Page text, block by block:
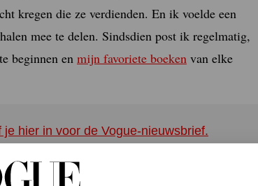
kregen die ze verdienden. En ik voelde een
mee te delen. Sindsdien post ik regelmatig,
beginnen en mijn favoriete boeken van elke
hier in voor de Vogue-nieuwsbrief.